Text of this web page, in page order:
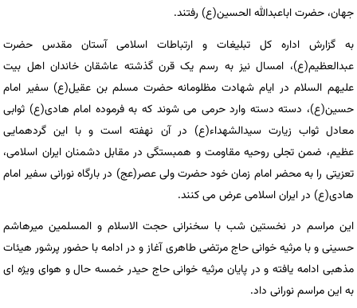
جهان، حضرت اباعبدالله الحسین(ع) رفتند.
به گزارش اداره کل تبلیغات و ارتباطات اسلامی آستان مقدس حضرت
عبدالعظیم(ع)، امسال نیز به رسم یک قرن گذشته عاشقان خاندان اهل بیت
علیهم السلام در ایام شهادت مظلومانه حضرت مسلم بن عقیل(ع) سفیر امام
حسین(ع)، دسته دسته وارد حرمی می شوند که به فرموده امام هادی(ع) ثوابی
معادل ثواب زیارت سیدالشهداء(ع) در آن نهفته است و با این گردهمایی
عظیم، ضمن تجلی روحیه مقاومت و همبستگی در مقابل دشمنان ایران اسلامی،
تعزیتی را به محضر امام زمان خود حضرت ولی عصر(عج) در بارگاه نورانی سفیر امام
هادی(ع) در ایران اسلامی عرض می کنند.
این مراسم در نخستین شب با سخنرانی حجت الاسلام و المسلمین میرهاشم
حسینی و با مرثیه خوانی حاج مرتضی طاهری آغاز و در ادامه با حضور پرشور هیئات
مذهبی ادامه یافته و در پایان مرثیه خوانی حاج حیدر خمسه حال و هوای ویژه ای
به این مراسم نورانی داد.